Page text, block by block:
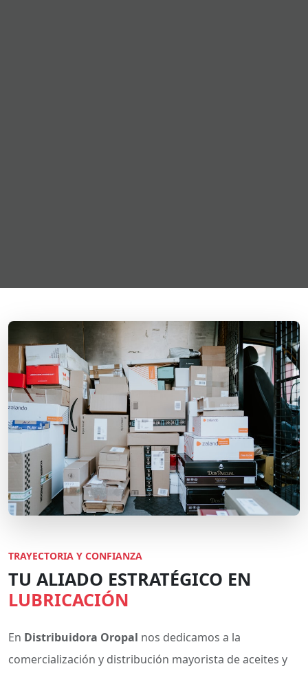
TRAYECTORIA Y CONFIANZA
TU ALIADO ESTRATÉGICO EN
LUBRICACIÓN
En Distribuidora Oropal nos dedicamos a la
comercialización y distribución mayorista de aceites y